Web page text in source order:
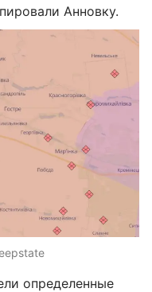
Анновку.
определенные